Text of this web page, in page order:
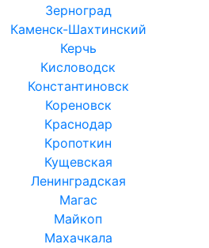
Зерноград
Каменск-Шахтинский
Керчь
Кисловодск
Константиновск
Кореновск
Краснодар
Кропоткин
Кущевская
Ленинградская
Магас
Майкоп
Махачкала